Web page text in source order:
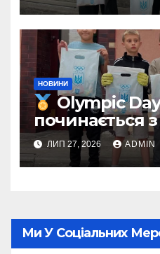
НОВИНИ
Olympic
починається
кроку
ЛИП 27, 2026 ADMIN
Ми У Соціальних